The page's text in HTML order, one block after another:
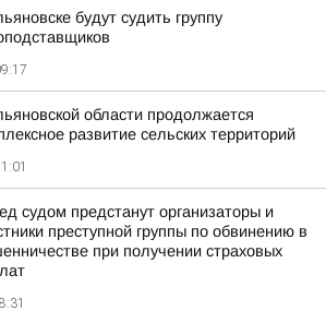
будут судить группу
области продолжается
развитие сельских территорий
судом предстанут организаторы и
преступной группы по обвинению в
при получении страховых